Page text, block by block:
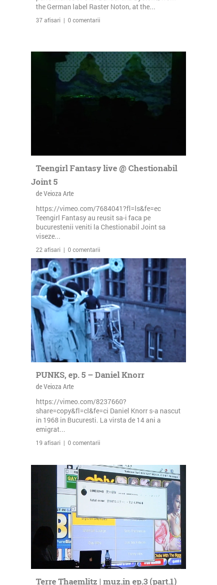
the German label Raster Noton, at the...
37 afisari | 0 comentarii
Teengirl Fantasy live @ Chestionabil
Joint 5
de Veioza Arte
https://vimeo.com/7684041?fl=ls&fe=ec
Teengirl Fantasy au reusit sa-i faca pe
bucurestenii veniti la Chestionabil Joint sa
viseze...
22 afisari | 0 comentarii
PUNKS, ep. 5 – Daniel Knorr
de Veioza Arte
https://vimeo.com/8237660?
share=copy&fl=cl&fe=ci Daniel Knorr s-a nascut
in 1968 in Bucuresti. La virsta de 14 ani a
emigrat...
19 afisari | 0 comentarii
Terre Thaemlitz | muz.in ep.3 (part.1)